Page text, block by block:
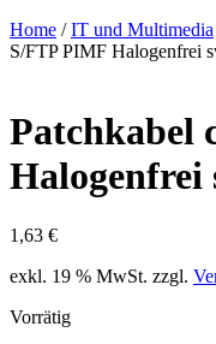
Home /IT und Multimedia
S/FTP PIMF Halogenfrei
Patchkabel
Halogenfrei
1,63 €
exkl. 19 % MwSt. zzgl.
Vorrätig